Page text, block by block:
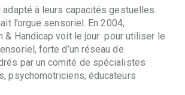
adapté à leurs capacités gestuelles.
l’orgue sensoriel. En 2004,
& Handicap voit le jour pour utiliser le
forte d’un réseau de
par un comité de spécialistes
psychomotriciens, éducateurs